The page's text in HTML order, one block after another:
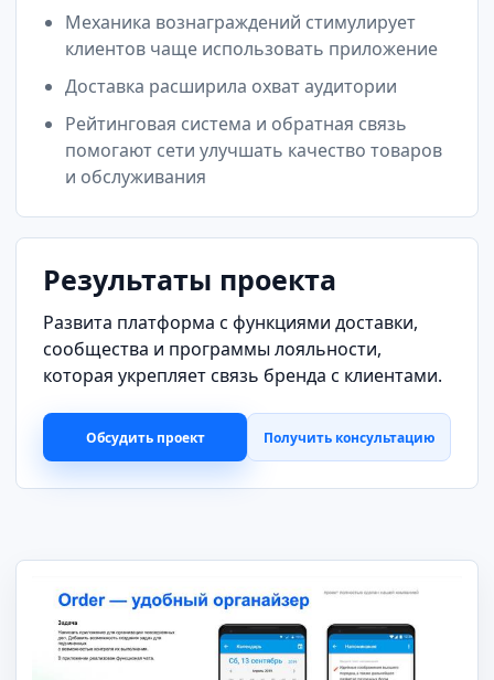
Механика вознаграждений стимулирует
клиентов чаще использовать приложение
Доставка расширила охват аудитории
Рейтинговая система и обратная связь
помогают сети улучшать качество товаров
и обслуживания
Результаты проекта
Развита платформа с функциями доставки,
сообщества и программы лояльности,
которая укрепляет связь бренда с клиентами.
Обсудить проект Получить консультацию